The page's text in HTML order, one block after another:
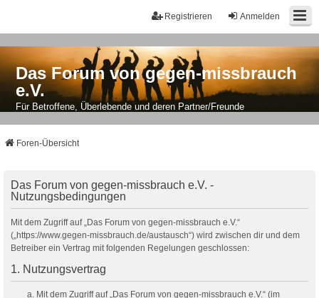
Anmelden
Registrieren
Das Forum von gegen-missbrauch
e.V.
Für Betroffene, Überlebende und deren Partner/Freunde
Foren-Übersicht
Das Forum von gegen-missbrauch e.V. -
Nutzungsbedingungen
Mit dem Zugriff auf „Das Forum von gegen-missbrauch e.V.“
(„https://www.gegen-missbrauch.de/austausch“) wird zwischen dir und dem
Betreiber ein Vertrag mit folgenden Regelungen geschlossen:
1. Nutzungsvertrag
Mit dem Zugriff auf „Das Forum von gegen-missbrauch e.V.“ (im